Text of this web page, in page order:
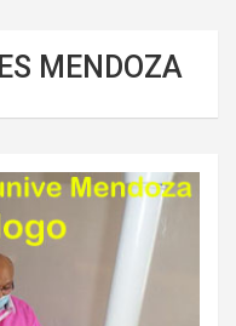
MENDOZA